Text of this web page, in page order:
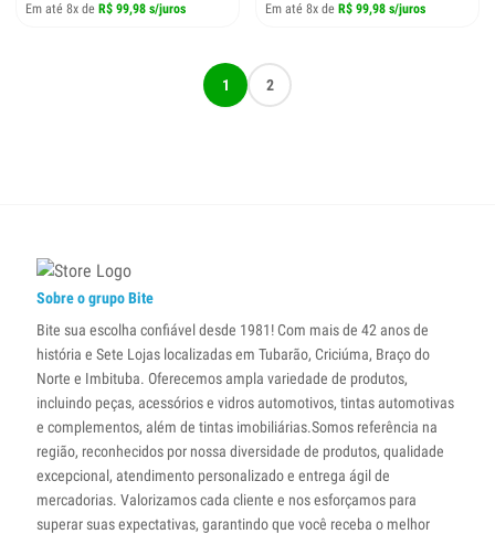
Em até 8x de R$ 99,98 s/juros Em até 8x de R$ 99,98 s/juros
1 2
Sobre o grupo Bite
Bite sua escolha confiável desde 1981! Com mais de 42 anos de
história e Sete Lojas localizadas em Tubarão, Criciúma, Braço do
Norte e Imbituba. Oferecemos ampla variedade de produtos,
incluindo peças, acessórios e vidros automotivos, tintas automotivas
e complementos, além de tintas imobiliárias.Somos referência na
região, reconhecidos por nossa diversidade de produtos, qualidade
excepcional, atendimento personalizado e entrega ágil de
mercadorias. Valorizamos cada cliente e nos esforçamos para
superar suas expectativas, garantindo que você receba o melhor